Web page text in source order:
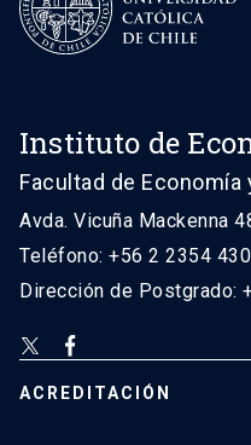
Instituto de
Facultad de
Avda. Vicuña Mackenna
Teléfono: +56 2 2354
Dirección de Postgrado:
ACREDITACIÓN